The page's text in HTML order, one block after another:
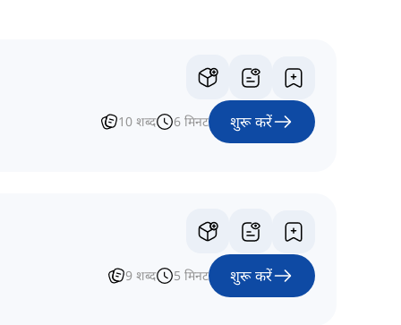
10 शब्द 6 मिनट शुरू करें
9 शब्द 5 मिनट शुरू करें